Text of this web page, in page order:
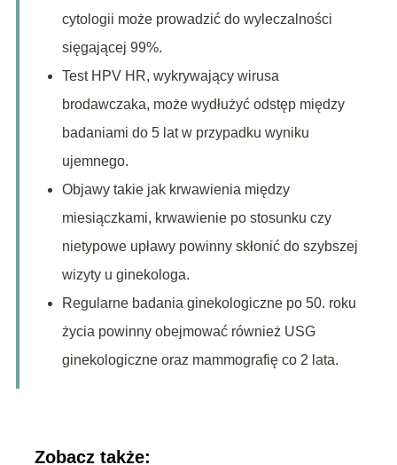
cytologii może prowadzić do wyleczalności
sięgającej 99%.
Test HPV HR, wykrywający wirusa
brodawczaka, może wydłużyć odstęp między
badaniami do 5 lat w przypadku wyniku
ujemnego.
Objawy takie jak krwawienia między
miesiączkami, krwawienie po stosunku czy
nietypowe upławy powinny skłonić do szybszej
wizyty u ginekologa.
Regularne badania ginekologiczne po 50. roku
życia powinny obejmować również USG
ginekologiczne oraz mammografię co 2 lata.
Zobacz także: